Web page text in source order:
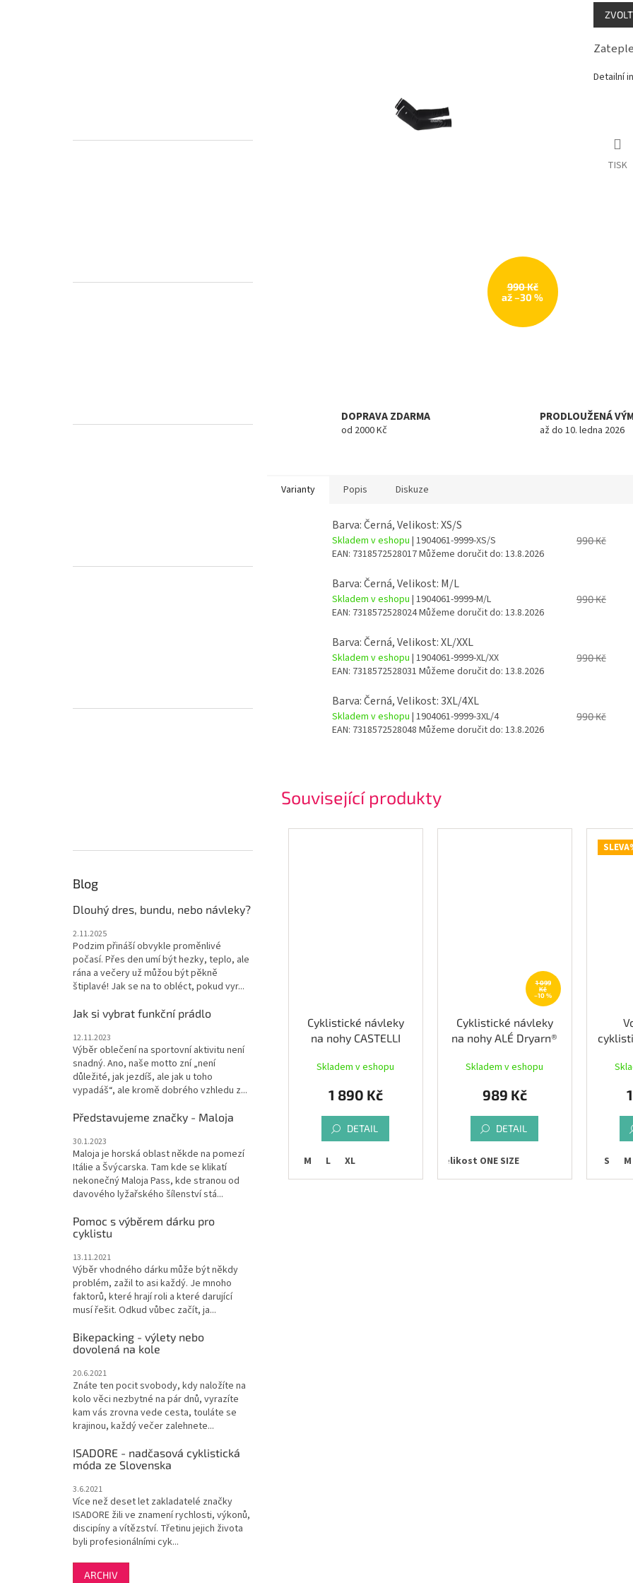
Blog
Dlouhý dres, bundu, nebo návleky?
2.11.2025
Podzim přináší obvykle proměnlivé
počasí. Přes den umí být hezky, teplo, ale
rána a večery už můžou být pěkně
štiplavé! Jak se na to obléct, pokud vyr...
Jak si vybrat funkční prádlo
12.11.2023
Výběr oblečení na sportovní aktivitu není
snadný. Ano, naše motto zní „není
důležité, jak jezdíš, ale jak u toho
vypadáš“, ale kromě dobrého vzhledu z...
Představujeme značky - Maloja
30.1.2023
Maloja je horská oblast někde na pomezí
Itálie a Švýcarska. Tam kde se klikatí
nekonečný Maloja Pass, kde stranou od
davového lyžařského šílenství stá...
Pomoc s výběrem dárku pro
cyklistu
13.11.2021
Výběr vhodného dárku může být někdy
problém, zažil to asi každý. Je mnoho
faktorů, které hrají roli a které darující
musí řešit. Odkud vůbec začít, ja...
Bikepacking - výlety nebo
dovolená na kole
20.6.2021
Znáte ten pocit svobody, kdy naložíte na
kolo věci nezbytné na pár dnů, vyrazíte
kam vás zrovna vede cesta, touláte se
krajinou, každý večer zalehnete...
ISADORE - nadčasová cyklistická
móda ze Slovenska
3.6.2021
Více než deset let zakladatelé značky
ISADORE žili ve znamení rychlosti, výkonů,
discipíny a vítězství. Třetinu jejich života
byli profesionálními cyk...
ARCHIV
990 Kč
až –30 %
cena:
Detailní
TISK
DOPRAVA ZDARMA
od 2000 Kč
PRODLOUŽENÁ
až do 10. ledna 2026
Související produkty
Cyklistické návleky
na nohy CASTELLI
Skladem v eshopu
1 890 Kč
DETAIL
M L XL
1 099
Kč
–10 %
Cyklistické návleky
na nohy ALÉ Dryarn®
Skladem v eshopu
989 Kč
DETAIL
Velikost ONE SIZE S M
Varianty Popis Diskuze
Barva: Černá, Velikost: XS/S
Skladem v eshopu | 1904061-9999-XS/S
EAN: 7318572528017Můžeme doručit do: 13.8.2026
990 Kč
Barva: Černá, Velikost: M/L
Skladem v eshopu | 1904061-9999-M/L
EAN: 7318572528024Můžeme doručit do: 13.8.2026
990 Kč
Barva: Černá, Velikost: XL/XXL
Skladem v eshopu | 1904061-9999-XL/XX
EAN: 7318572528031 Můžeme doručit do: 13.8.2026
990 Kč
Barva: Černá, Velikost: 3XL/4XL
Skladem v eshopu | 1904061-9999-3XL/4
EAN: 7318572528048 Můžeme doručit do: 13.8.2026
990 Kč